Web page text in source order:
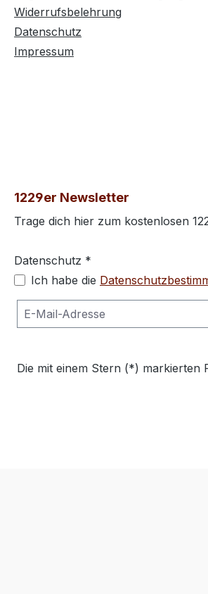
Widerrufsbelehrung
Datenschutz
Impressum
1229er Newsletter
Trage dich hier zum kostenlosen
Datenschutz *
Ich habe die
Die mit einem Stern (*) markierten